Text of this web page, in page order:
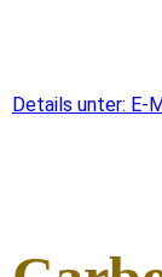
Details unter: E-